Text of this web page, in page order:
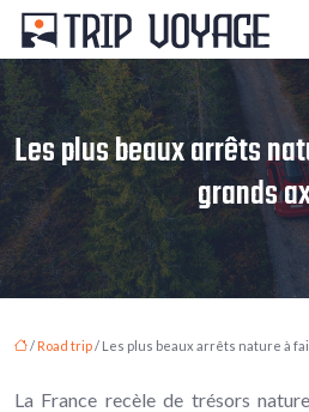
Les plus beaux arrêts
grands
/ Road trip/ Les plus beaux arrêts nature à
La France recèle de trésors